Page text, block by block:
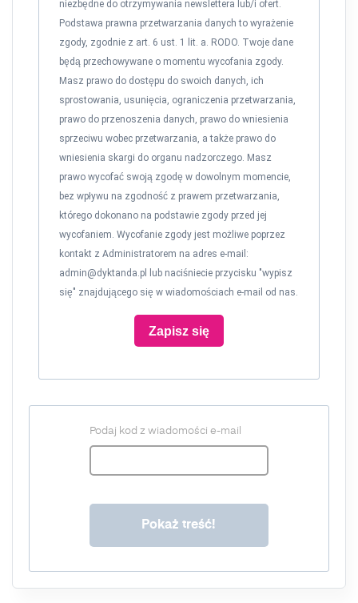
niezbędne do otrzymywania newslettera lub/i ofert.
Podstawa prawna przetwarzania danych to wyrażenie
zgody, zgodnie z art. 6 ust. 1 lit. a. RODO. Twoje dane
będą przechowywane o momentu wycofania zgody.
Masz prawo do dostępu do swoich danych, ich
sprostowania, usunięcia, ograniczenia przetwarzania,
prawo do przenoszenia danych, prawo do wniesienia
sprzeciwu wobec przetwarzania, a także prawo do
wniesienia skargi do organu nadzorczego. Masz
prawo wycofać swoją zgodę w dowolnym momencie,
bez wpływu na zgodność z prawem przetwarzania,
którego dokonano na podstawie zgody przed jej
wycofaniem. Wycofanie zgody jest możliwe poprzez
kontakt z Administratorem na adres e-mail:
admin@dyktanda.pl
lub naciśniecie przycisku "wypisz
się" znajdującego się w wiadomościach e-mail od nas.
Zapisz się
Podaj kod z wiadomości e-mail